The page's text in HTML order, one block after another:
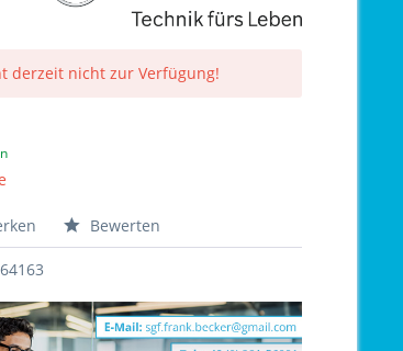
derzeit nicht zur Verfügung!
Bewerten
64163